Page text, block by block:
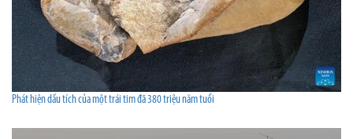
Phát hiện dấu tích của một trái tim đã 380 triệu năm tuổi